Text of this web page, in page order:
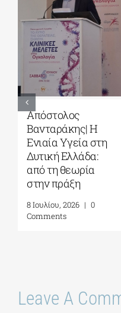
Ευρωπαϊκό
Πολιτιστικό
Κέντρο Δελφών|
Με απόλυτη
επιτυχία
ολοκληρώθηκαν
Δελφικοί Διάλογοι